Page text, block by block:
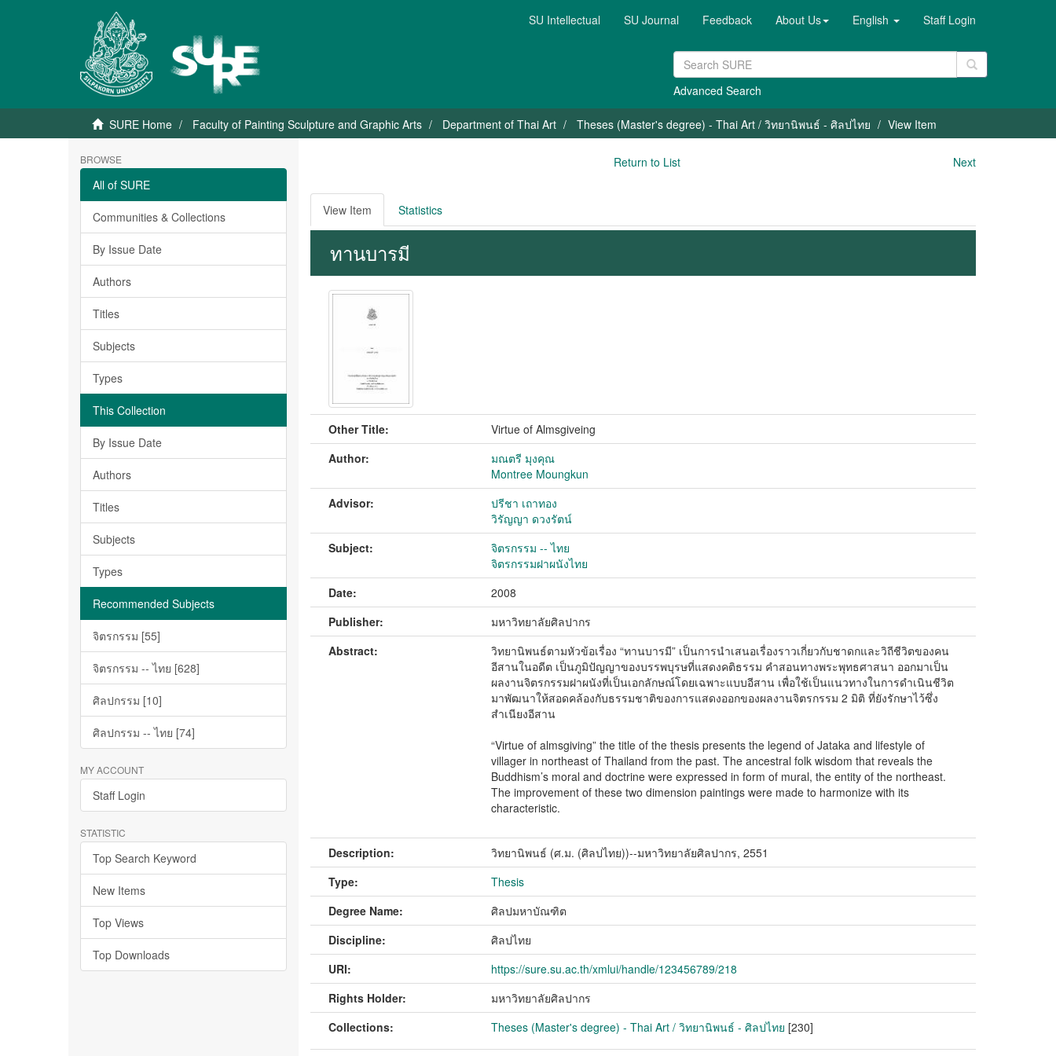
SU Intellectual SU Journal Feedback About Us English Staff Login
Advanced Search
SURE Home Faculty of Painting Sculpture and Graphic Arts Department of Thai Art Theses (Master's degree) - Thai Art / วิทยานิพนธ์ - ศิลปไทย View Item
BROWSE
All of SURE
Communities & Collections
By Issue Date
Authors
Titles
Subjects
Types
This Collection
By Issue Date
Authors
Titles
Subjects
Types
Recommended Subjects
จิตรกรรม [55]
จิตรกรรม -- ไทย [628]
ศิลปกรรม [10]
ศิลปกรรม -- ไทย [74]
MY ACCOUNT
Staff Login
STATISTIC
Top Search Keyword
New Items
Top Views
Top Downloads
Return to List Next
View Item Statistics
ทานบารมี
Other Title:
Virtue of Almsgiveing
Author:
มณตรี มุงคุณ
Montree Moungkun
Advisor:
ปรีชา เถาทอง
วิรัญญา ดวงรัตน์
Subject:
จิตรกรรม -- ไทย
จิตรกรรมฝาผนังไทย
Date:
2008
Publisher:
มหาวิทยาลัยศิลปากร
Abstract:
วิทยานิพนธ์ตามหัวข้อเรื่อง “ทานบารมี” เป็นการนำเสนอเรื่องราวเกี่ยวกับชาดกและวิถีชีวิตของคน
อีสานในอดีต เป็นภูมิปัญญาของบรรพบุรษที่แสดงคติธรรม คำสอนทางพระพุทธศาสนา ออกมาเป็น
ผลงานจิตรกรรมฝาผนังที่เป็นเอกลักษณ์โดยเฉพาะแบบอีสาน เพื่อใช้เป็นแนวทางในการดำเนินชีวิต
มาพัฒนาให้สอดคล้องกับธรรมชาติของการแสดงออกของผลงานจิตรกรรม 2 มิติ ที่ยังรักษาไว้ซึ่ง
สำเนียงอีสาน
“Virtue of almsgiving” the title of the thesis presents the legend of Jataka and lifestyle of
villager in northeast of Thailand from the past. The ancestral folk wisdom that reveals the
Buddhism’s moral and doctrine were expressed in form of mural, the entity of the northeast.
The improvement of these two dimension paintings were made to harmonize with its
characteristic.
Description:
วิทยานิพนธ์ (ศ.ม. (ศิลปไทย))--มหาวิทยาลัยศิลปากร, 2551
Type:
Thesis
Degree Name:
ศิลปมหาบัณฑิต
Discipline:
ศิลปไทย
URI:
https://sure.su.ac.th/xmlui/handle/123456789/218
Rights Holder:
มหาวิทยาลัยศิลปากร
Collections:
Theses (Master's degree) - Thai Art / วิทยานิพนธ์ - ศิลปไทย [230]